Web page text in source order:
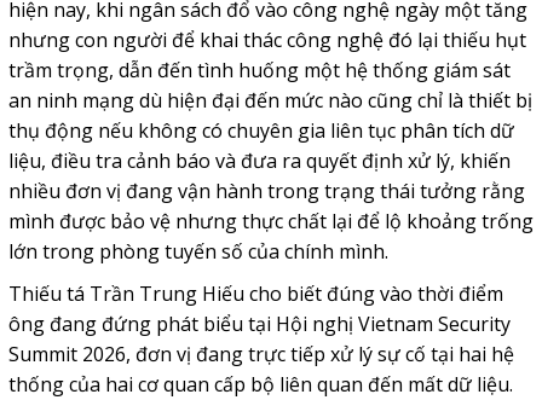
hiện nay, khi ngân sách đổ vào công nghệ ngày một tăng
nhưng con người để khai thác công nghệ đó lại thiếu hụt
trầm trọng, dẫn đến tình huống một hệ thống giám sát
an ninh mạng dù hiện đại đến mức nào cũng chỉ là thiết bị
thụ động nếu không có chuyên gia liên tục phân tích dữ
liệu, điều tra cảnh báo và đưa ra quyết định xử lý, khiến
nhiều đơn vị đang vận hành trong trạng thái tưởng rằng
mình được bảo vệ nhưng thực chất lại để lộ khoảng trống
lớn trong phòng tuyến số của chính mình.
Thiếu tá Trần Trung Hiếu cho biết đúng vào thời điểm
ông đang đứng phát biểu tại Hội nghị Vietnam Security
Summit 2026, đơn vị đang trực tiếp xử lý sự cố tại hai hệ
thống của hai cơ quan cấp bộ liên quan đến mất dữ liệu.